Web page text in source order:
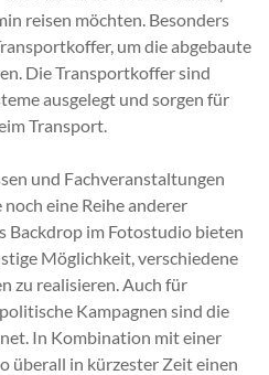
reisen möchten. Besonders
um die abgebaute
Die Transportkoffer sind
ausgelegt und sorgen für
Transport.
und Fachveranstaltungen
eine Reihe anderer
Backdrop im Fotostudio bieten
Möglichkeit, verschiedene
zu realisieren. Auch für
Kampagnen sind die
In Kombination mit einer
überall in kürzester Zeit einen